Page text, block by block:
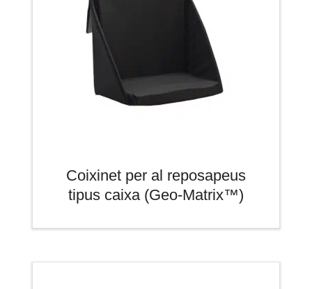
Coixinet per al reposapeus
tipus caixa (Geo-Matrix™)